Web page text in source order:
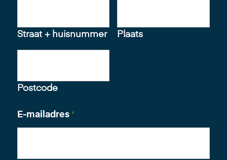
Straat + huisnummer Plaats
Postcode
E-mailadres *